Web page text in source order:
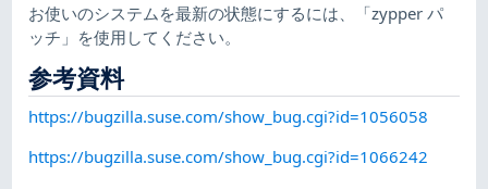
お使いのシステムを最新の状態にするには、「zypper パ
ッチ」を使用してください。
参考資料
https://bugzilla.suse.com/show_bug.cgi?id=1056058
https://bugzilla.suse.com/show_bug.cgi?id=1066242